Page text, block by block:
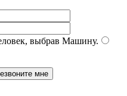
выбрав Машину.